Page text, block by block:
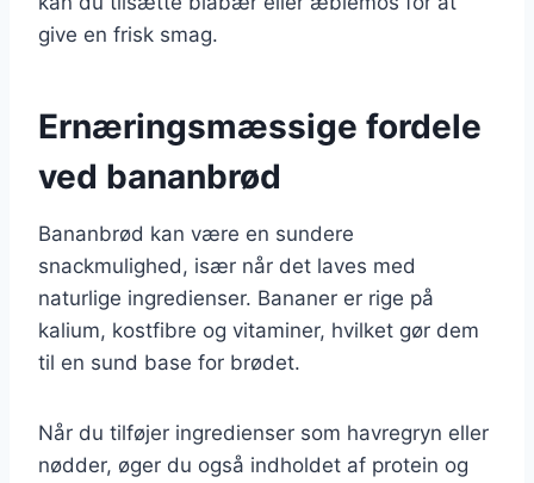
give en frisk smag.
Ernæringsmæssige fordele
ved bananbrød
Bananbrød kan være en sundere
snackmulighed, især når det laves med
naturlige ingredienser. Bananer er rige på
kalium, kostfibre og vitaminer, hvilket gør dem
til en sund base for brødet.
Når du tilføjer ingredienser som havregryn eller
nødder, øger du også indholdet af protein og